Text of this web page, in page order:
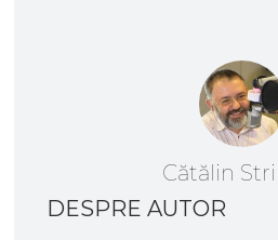
Cătălin
DESPRE AUTOR